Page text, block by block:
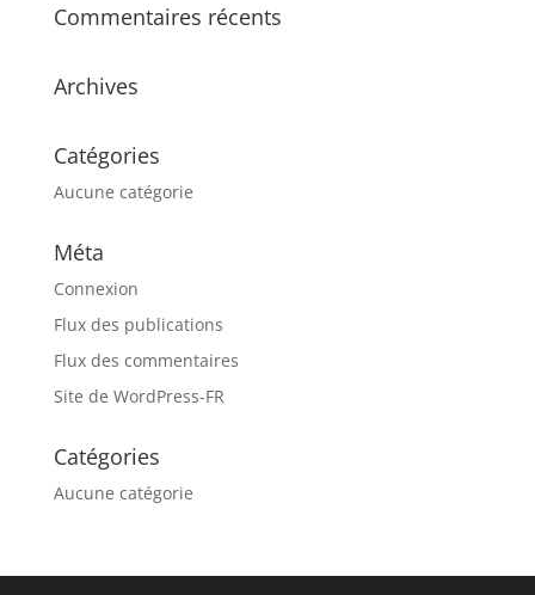
Commentaires récents
Archives
Catégories
Aucune catégorie
Méta
Connexion
Flux des publications
Flux des commentaires
Site de WordPress-FR
Catégories
Aucune catégorie